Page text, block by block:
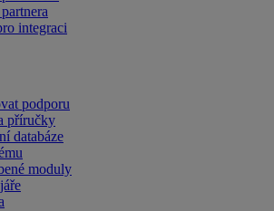
integraci
podporu
příručky
databáze
moduly